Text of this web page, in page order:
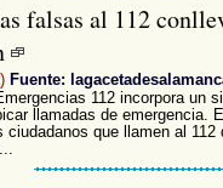
falsas al 112
Fuente:
112 incorpora un
llamadas de emergencia.
ciudadanos que llamen al